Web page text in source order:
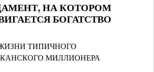
НА КОТОРОМ
БОГАТСТВО
ТИПИЧНОГО
МИЛЛИОНЕРА